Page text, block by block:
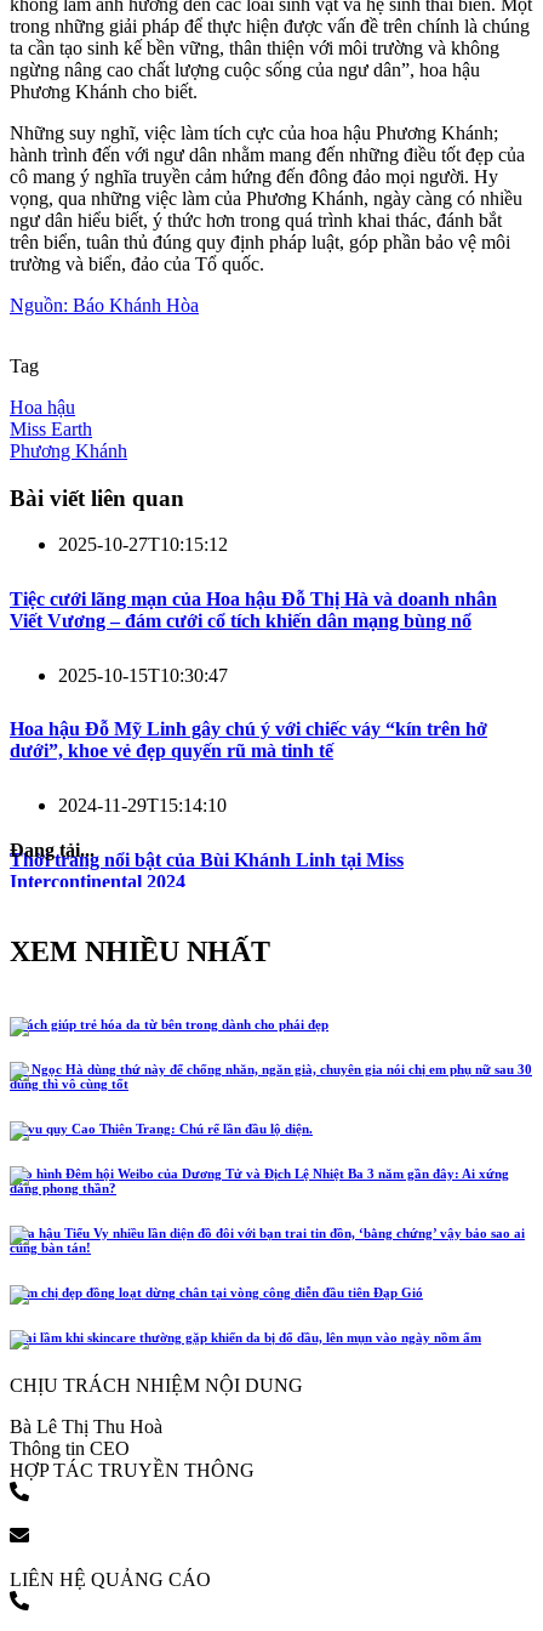
trong những giải pháp để thực hiện được vấn đề trên chính là chúng
ta cần tạo sinh kế bền vững, thân thiện với môi trường và không
ngừng nâng cao chất lượng cuộc sống của ngư dân”, hoa hậu
Phương Khánh cho biết.
Những suy nghĩ, việc làm tích cực của hoa hậu Phương Khánh;
hành trình đến với ngư dân nhằm mang đến những điều tốt đẹp của
cô mang ý nghĩa truyền cảm hứng đến đông đảo mọi người. Hy
vọng, qua những việc làm của Phương Khánh, ngày càng có nhiều
ngư dân hiểu biết, ý thức hơn trong quá trình khai thác, đánh bắt
trên biển, tuân thủ đúng quy định pháp luật, góp phần bảo vệ môi
trường và biển, đảo của Tổ quốc.
Nguồn: Báo Khánh Hòa
Tag
Hoa hậu
Miss Earth
Phương Khánh
Bài viết liên quan
2025-10-27T10:15:12
Tiệc cưới lãng mạn của Hoa hậu Đỗ Thị Hà và doanh nhân
Viết Vương – đám cưới cổ tích khiến dân mạng bùng nổ
2025-10-15T10:30:47
Hoa hậu Đỗ Mỹ Linh gây chú ý với chiếc váy “kín trên hở
dưới”, khoe vẻ đẹp quyến rũ mà tinh tế
2024-11-29T15:14:10
Thời trang nổi bật của Bùi Khánh Linh tại Miss
Intercontinental 2024
Đang tải...
XEM NHIỀU NHẤT
5 cách giúp trẻ hóa da từ bên trong dành cho phái đẹp
Hồ Ngọc Hà dùng thứ này để chống nhăn, ngăn già, chuyên gia nói chị em phụ nữ sau 30
dùng thì vô cùng tốt
Lễ vu quy Cao Thiên Trang: Chú rể lần đầu lộ diện.
Tạo hình Đêm hội Weibo của Dương Tử và Địch Lệ Nhiệt Ba 3 năm gần đây: Ai xứng
đáng phong thần?
Hoa hậu Tiểu Vy nhiều lần diện đồ đôi với bạn trai tin đồn, ‘bằng chứng’ vậy bảo sao ai
cũng bàn tán!
Năm chị đẹp đồng loạt dừng chân tại vòng công diễn đầu tiên Đạp Gió
4 sai lầm khi skincare thường gặp khiến da bị đổ dầu, lên mụn vào ngày nồm ẩm
CHỊU TRÁCH NHIỆM NỘI DUNG
Bà Lê Thị Thu Hoà
Thông tin CEO
HỢP TÁC TRUYỀN THÔNG
LIÊN HỆ QUẢNG CÁO